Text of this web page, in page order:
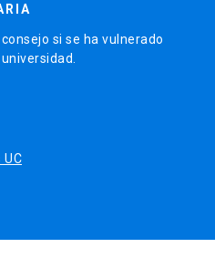
si se ha vulnerado
UC